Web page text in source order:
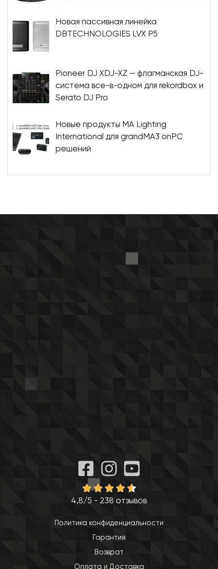
Новая пассивная линейка
DBTECHNOLOGIES LVX P5
Pioneer DJ XDJ-XZ — флагманская DJ-
система все-в-одном для rekordbox и
Serato DJ Pro
Новые продукты MA Lighting
International для grandMA3 onPC
решений
4,8/5 - 238 отзывов
Политика конфиденциальности
Гарантия
Возврат
Оплата и Доставка